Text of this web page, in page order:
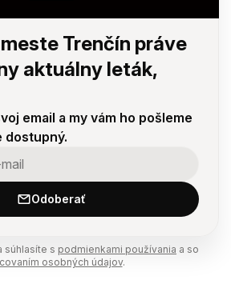
Trenčín práve
aktuálny leták,
email a my vám ho pošleme
dostupný.
Odoberať
súhlasíte s podmienkami používania a so
osobných údajov.